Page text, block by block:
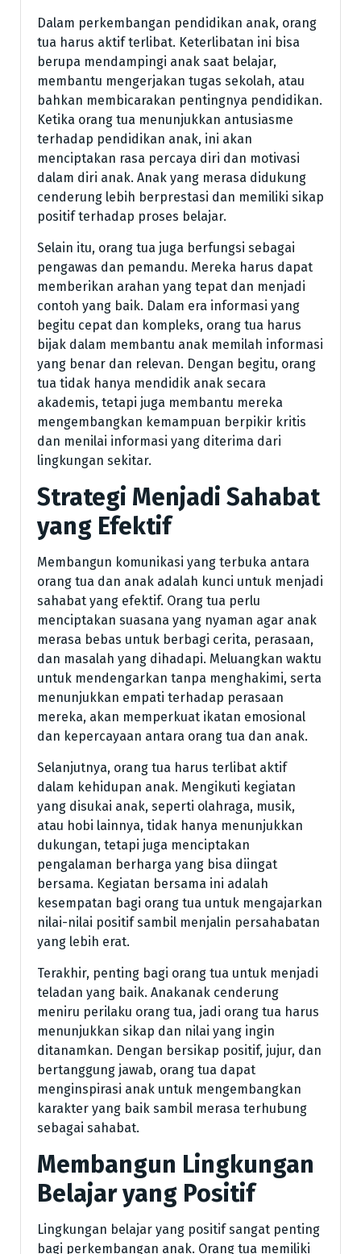
Dalam perkembangan pendidikan anak, orang
tua harus aktif terlibat. Keterlibatan ini bisa
berupa mendampingi anak saat belajar,
membantu mengerjakan tugas sekolah, atau
bahkan membicarakan pentingnya pendidikan.
Ketika orang tua menunjukkan antusiasme
terhadap pendidikan anak, ini akan
menciptakan rasa percaya diri dan motivasi
dalam diri anak. Anak yang merasa didukung
cenderung lebih berprestasi dan memiliki sikap
positif terhadap proses belajar.
Selain itu, orang tua juga berfungsi sebagai
pengawas dan pemandu. Mereka harus dapat
memberikan arahan yang tepat dan menjadi
contoh yang baik. Dalam era informasi yang
begitu cepat dan kompleks, orang tua harus
bijak dalam membantu anak memilah informasi
yang benar dan relevan. Dengan begitu, orang
tua tidak hanya mendidik anak secara
akademis, tetapi juga membantu mereka
mengembangkan kemampuan berpikir kritis
dan menilai informasi yang diterima dari
lingkungan sekitar.
Strategi Menjadi Sahabat
yang Efektif
Membangun komunikasi yang terbuka antara
orang tua dan anak adalah kunci untuk menjadi
sahabat yang efektif. Orang tua perlu
menciptakan suasana yang nyaman agar anak
merasa bebas untuk berbagi cerita, perasaan,
dan masalah yang dihadapi. Meluangkan waktu
untuk mendengarkan tanpa menghakimi, serta
menunjukkan empati terhadap perasaan
mereka, akan memperkuat ikatan emosional
dan kepercayaan antara orang tua dan anak.
Selanjutnya, orang tua harus terlibat aktif
dalam kehidupan anak. Mengikuti kegiatan
yang disukai anak, seperti olahraga, musik,
atau hobi lainnya, tidak hanya menunjukkan
dukungan, tetapi juga menciptakan
pengalaman berharga yang bisa diingat
bersama. Kegiatan bersama ini adalah
kesempatan bagi orang tua untuk mengajarkan
nilai-nilai positif sambil menjalin persahabatan
yang lebih erat.
Terakhir, penting bagi orang tua untuk menjadi
teladan yang baik. Anakanak cenderung
meniru perilaku orang tua, jadi orang tua harus
menunjukkan sikap dan nilai yang ingin
ditanamkan. Dengan bersikap positif, jujur, dan
bertanggung jawab, orang tua dapat
menginspirasi anak untuk mengembangkan
karakter yang baik sambil merasa terhubung
sebagai sahabat.
Membangun Lingkungan
Belajar yang Positif
Lingkungan belajar yang positif sangat penting
bagi perkembangan anak. Orang tua memiliki